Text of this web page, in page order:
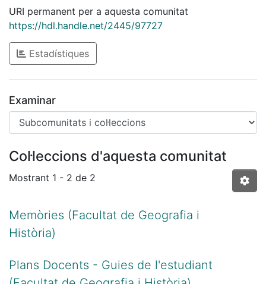
Contacte
URI permanent per a aquesta comunitat
https://hdl.handle.net/2445/97727
Estadístiques
Examinar
Col·leccions d'aquesta comunitat
Mostrant 1 - 2 de 2
Memòries (Facultat de Geografia i
Història)
Plans Docents - Guies de l'estudiant